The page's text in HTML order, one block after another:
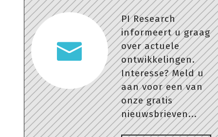
PI Research
informeert u graag
over actuele
ontwikkelingen.
Interesse? Meld u
aan voor een van
onze gratis
nieuwsbrieven...